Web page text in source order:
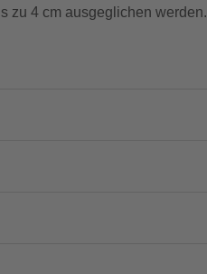
zu 4 cm ausgeglichen werden.